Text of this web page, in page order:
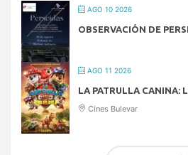
AGO 10 2026
OBSERVACIÓN DE
AGO 11 2026
LA PATRULLA CANINA:
Cines Bulevar